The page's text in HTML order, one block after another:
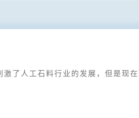
了人工石料行业的发展，但是现在